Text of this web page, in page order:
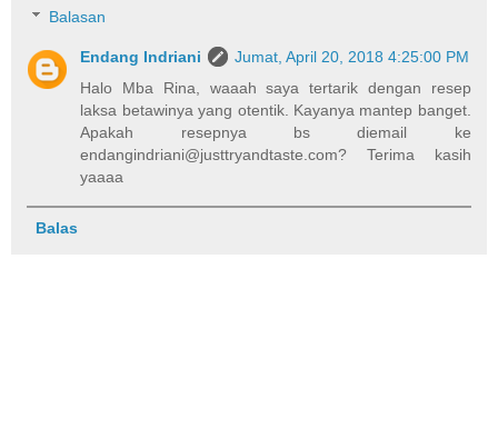
Balasan
Endang Indriani
Jumat, April 20, 2018 4:25:00 PM
Halo Mba Rina, waaah saya tertarik dengan resep
laksa betawinya yang otentik. Kayanya mantep banget.
Apakah resepnya bs diemail ke
endangindriani@justtryandtaste.com? Terima kasih
yaaaa
Balas